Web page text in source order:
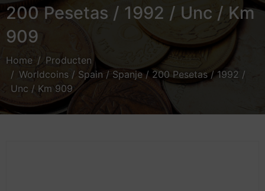
200 Pesetas / 1992 / Unc / Km
909
Home
Producten
Worldcoins / Spain / Spanje / 200 Pesetas / 1992 /
Unc / Km 909